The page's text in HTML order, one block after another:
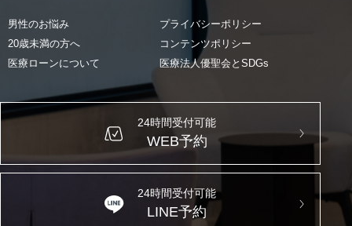
男性のお悩み
20歳未満の方へ
医療ローンについて
プライバシーポリシー
コンテンツポリシー
医療法人優聖会とSDGs
24時間受付可能
WEB予約
24時間受付可能
LINE予約